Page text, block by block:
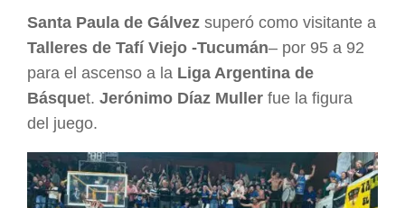
Santa Paula de Gálvez superó como visitante a
Talleres de Tafí Viejo -Tucumán– por 95 a 92
para el ascenso a la Liga Argentina de
Básquet. Jerónimo Díaz Muller fue la figura
del juego.